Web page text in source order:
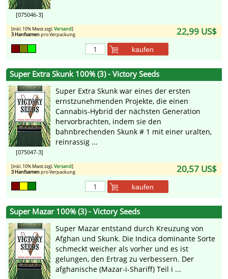
[075046-3]
22,99 US$
[inkl. 10% Mwst zzgl.Versand]
3 Hanfsamenpro Verpackung
kaufen
Super Extra Skunk 100% (3) - Victory Seeds
[075047-3]
Super Extra Skunk war eines der ersten
ernstzunehmenden Projekte, die einen
Cannabis-Hybrid der nächsten Generation
hervorbrachten, indem sie den
bahnbrechenden Skunk # 1 mit einer uralten,
reinrassig ...
20,57 US$
[inkl. 10% Mwst zzgl.Versand]
3 Hanfsamenpro Verpackung
kaufen
Super Mazar 100% (3) - Victory Seeds
Super Mazar entstand durch Kreuzung von
Afghan und Skunk. Die Indica dominante Sorte
schmeckt weicher als vorher und es ist
gelungen, den Ertrag zu verbessern. Der
afghanische (Mazar-i-Shariff) Teil i ...